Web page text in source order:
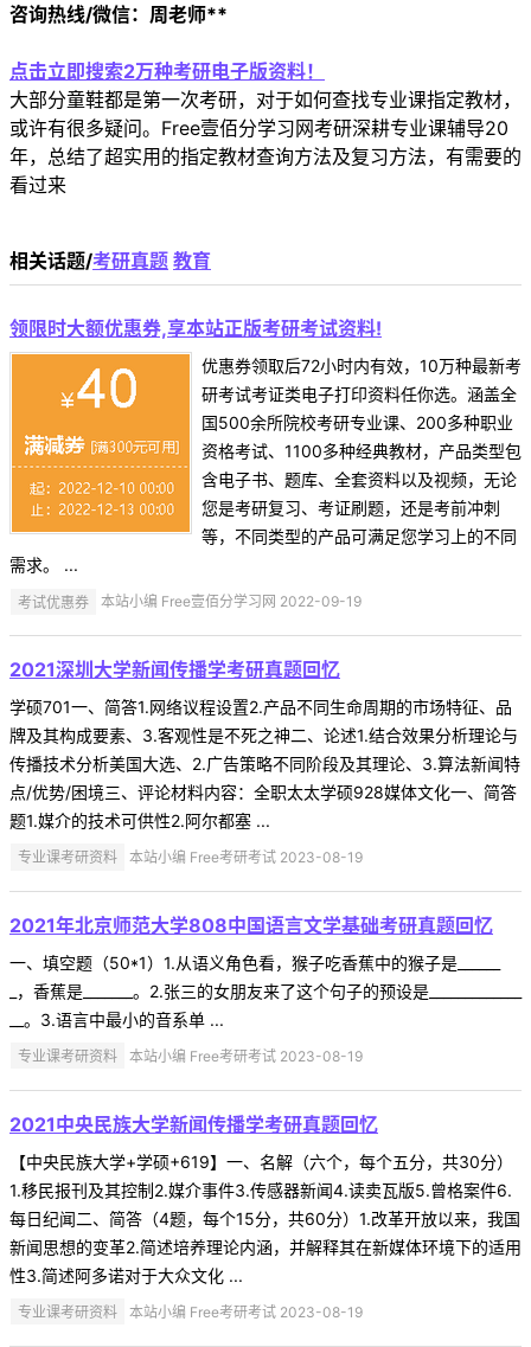
咨询热线/微信：周老师**
点击立即搜索2万种考研电子版资料！
大部分童鞋都是第一次考研，对于如何查找专业课指定教材，
或许有很多疑问。Free壹佰分学习网考研深耕专业课辅导20
年，总结了超实用的指定教材查询方法及复习方法，有需要的
看过来
相关话题/考研真题 教育
领限时大额优惠券,享本站正版考研考试资料!
优惠券领取后72小时内有效，10万种最新考
研考试考证类电子打印资料任你选。涵盖全
国500余所院校考研专业课、200多种职业
资格考试、1100多种经典教材，产品类型包
含电子书、题库、全套资料以及视频，无论
您是考研复习、考证刷题，还是考前冲刺
等，不同类型的产品可满足您学习上的不同
需求。 ...
考试优惠券 本站小编 Free壹佰分学习网 2022-09-19
2021深圳大学新闻传播学考研真题回忆
学硕701一、简答1.网络议程设置2.产品不同生命周期的市场特征、品
牌及其构成要素、3.客观性是不死之神二、论述1.结合效果分析理论与
传播技术分析美国大选、2.广告策略不同阶段及其理论、3.算法新闻特
点/优势/困境三、评论材料内容：全职太太学硕928媒体文化一、简答
题1.媒介的技术可供性2.阿尔都塞 ...
专业课考研资料 本站小编 Free考研考试 2023-08-19
2021年北京师范大学808中国语言文学基础考研真题回忆
一、填空题（50*1）1.从语义角色看，猴子吃香蕉中的猴子是______
_，香蕉是_______。2.张三的女朋友来了这个句子的预设是_____________
__。3.语言中最小的音系单 ...
专业课考研资料 本站小编 Free考研考试 2023-08-19
2021中央民族大学新闻传播学考研真题回忆
【中央民族大学+学硕+619】一、名解（六个，每个五分，共30分）
1.移民报刊及其控制2.媒介事件3.传感器新闻4.读卖瓦版5.曾格案件6.
每日纪闻二、简答（4题，每个15分，共60分）1.改革开放以来，我国
新闻思想的变革2.简述培养理论内涵，并解释其在新媒体环境下的适用
性3.简述阿多诺对于大众文化 ...
专业课考研资料 本站小编 Free考研考试 2023-08-19